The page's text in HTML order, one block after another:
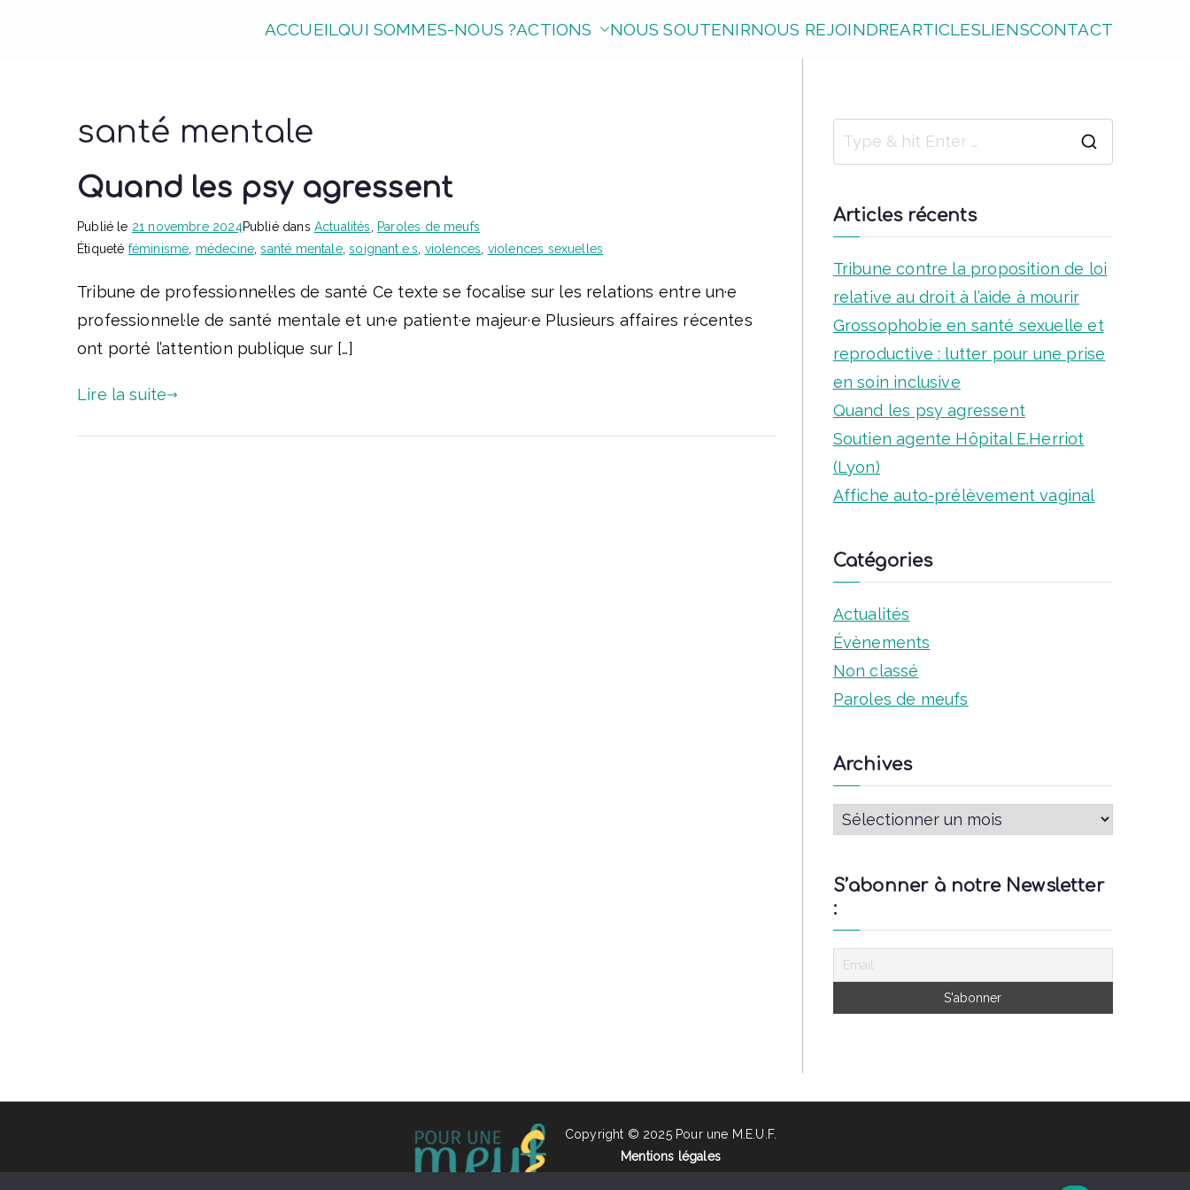
Pour une médecine engagée et féministe
ACCUEILQUI SOMMES-NOUS ?ACTIONS NOUS SOUTENIRNOUS REJOINDREARTICLESLIENSCONTACT
santé mentale
Quand les psy agressent
Publié le 21 novembre 2024Publié dans Actualités
Paroles de meufs
Étiqueté féminisme médecine ,santé mentale,soignant.e.s violences violences sexuelles
Tribune de professionnel·les de santé Ce texte se focalise sur les relations entre un·e
professionnel·le de santé mentale et un·e patient·e majeur·e Plusieurs affaires récentes
ont porté l’attention publique sur […]
Lire la suite
r
Articles récents
Tribune contre la proposition de loi
relative au droit à l’aide à mourir
Grossophobie en santé sexuelle et
reproductive : lutter pour une prise
en soin inclusive
Quand les psy agressent
Soutien agente Hôpital E.Herriot
(Lyon)
Affiche auto-prélèvement vaginal
Catégories
Actualités
Évènements
Non classé
Paroles de meufs
Archives
A
c
h
i
e
s
S’abonner à notre Newsletter
:
Copyright © 2025 Pour une M.E.U.F.
Mentions légales